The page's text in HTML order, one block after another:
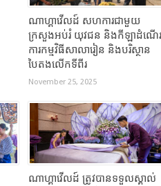
ណាហ្គាវើលដ៍ សហការជាមួយ
ក្រសួងអប់រំ យុវជន និងកីឡាដំណើរ
ការកម្មវិធីសាលារៀន និងបរិស្ថាន
បៃតងលើកទីពីរ
November 25, 2025
ណាហ្គាវើលដ៍ ត្រូវបានទទួលស្គាល់